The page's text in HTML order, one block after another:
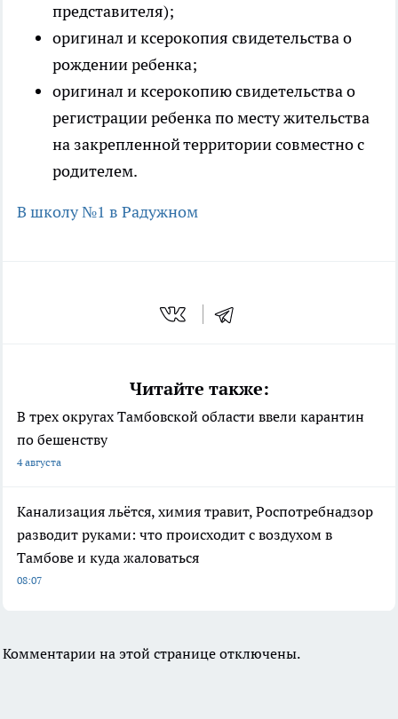
представителя);
оригинал и ксерокопия свидетельства о
рождении ребенка;
оригинал и ксерокопию свидетельства о
регистрации ребенка по месту жительства
на закрепленной территории совместно с
родителем.
В школу №1 в Радужном
Читайте также:
В трех округах Тамбовской области ввели карантин
по бешенству
4 августа
Канализация льётся, химия травит, Роспотребнадзор
разводит руками: что происходит с воздухом в
Тамбове и куда жаловаться
08:07
Комментарии на этой странице отключены.